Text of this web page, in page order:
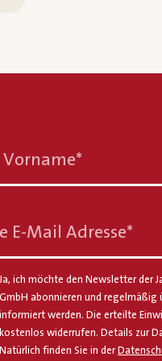
Vorname*
E-Mail Adresse*
Ja, ich möchte den Newsletter der
GmbH abonnieren und regelmäßig
informiert werden. Die erteilte
kostenlos widerrufen. Details zur
Natürlich finden Sie in der